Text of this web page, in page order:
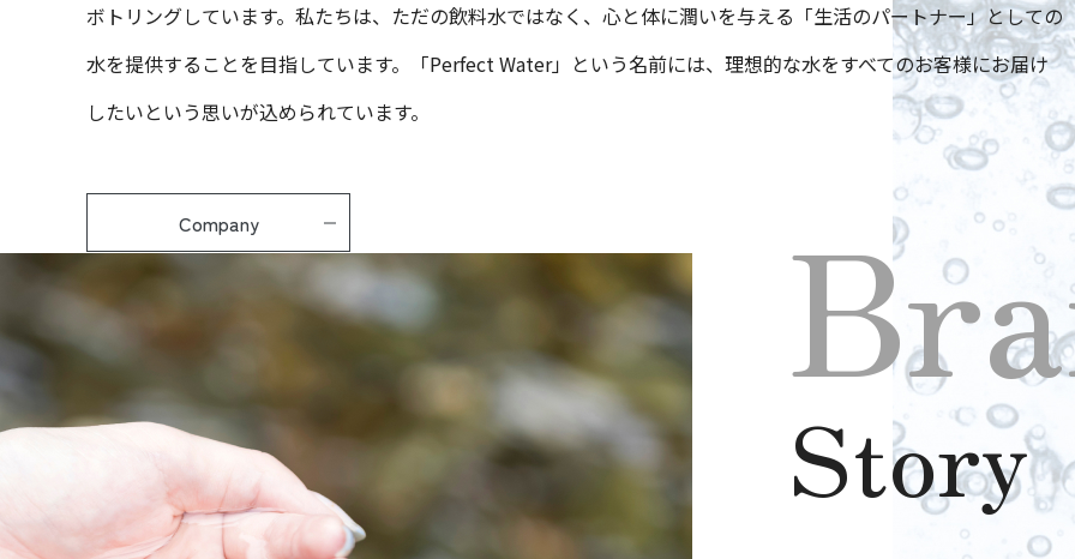
ボトリングしています。私たちは、ただの飲料水ではなく、心と体に潤いを与える「生活のパートナー」としての
水を提供することを目指しています。「Perfect Water」という名前には、理想的な水をすべてのお客様にお届け
したいという思いが込められています。
Company
Story